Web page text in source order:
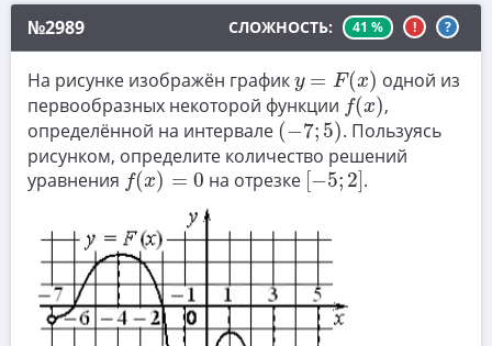
2. Векторы
3. Стереометрия
4. Классическое определение вероятности
5. Теория вероятностей
6. Уравнения
7. Нахождение значений выражений
8. Производная
9. Задачи прикладного содержания
10. Текстовые задачи
№2989 СЛОЖНОСТЬ: 41 % ! ?
На рисунке изображён график y = F(x)
y x)
одной из
первообразных некоторой функции f(x)
f(x) ,
определённой на интервале (−7; 5)
(−7;5) . Пользуясь
рисунком, определите количество решений
уравнения f(x) = 0
f(x)=0 на отрезке −5; 2
[−5;2].